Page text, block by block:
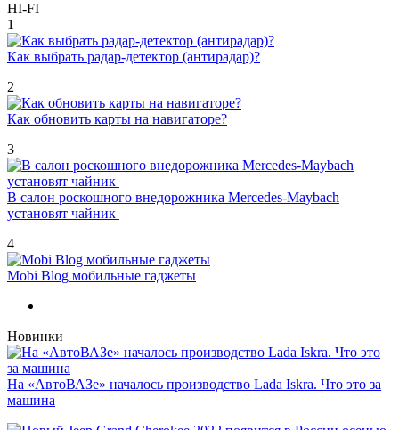
HI-FI
1
Как выбрать радар-детектор (антирадар)?
2
Как обновить карты на навигаторе?
3
В салон роскошного внедорожника Mercedes-Maybach
установят чайник
4
Mobi Blog мобильные гаджеты
Новинки
На «АвтоВАЗе» началось производство Lada Iskra. Что это за
машина